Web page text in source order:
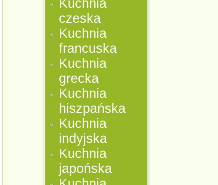
Kuchnia
czeska
Kuchnia
francuska
Kuchnia
grecka
Kuchnia
hiszpańska
Kuchnia
indyjska
Kuchnia
japońska